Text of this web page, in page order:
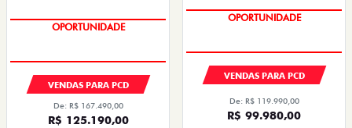
OPORTUNIDADE
VENDAS PARA PCD
De: R$ 167.490,00
R$ 125.190,00
OPORTUNIDADE
VENDAS PARA PCD
De: R$ 119.990,00
R$ 99.980,00